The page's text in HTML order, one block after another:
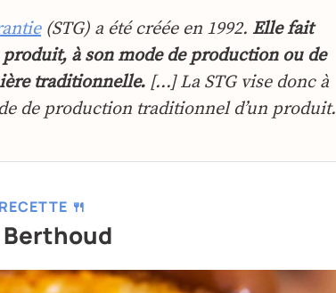
(STG) a été créée en 1992. Elle fait
à son mode de production ou de
traditionnelle. […] La STG vise donc à
de production traditionnel d’un produit.
RECETTE 🍴
Berthoud